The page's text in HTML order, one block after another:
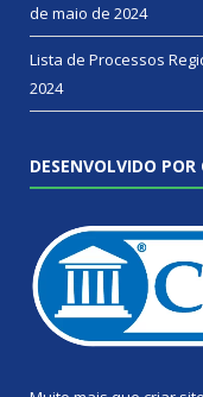
de maio de 2024
Lista de Processos
2024
DESENVOLVIDO POR